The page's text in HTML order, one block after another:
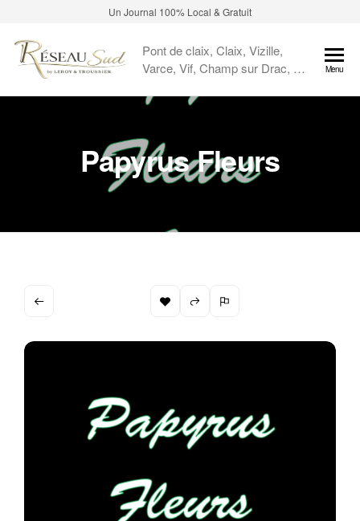
Un Journal 100% Local & Gratuit
Pont de claix, Claix, Vizille,
Varce, Vif, Champ sur Drac, …
Menu
Papyrus Fleurs